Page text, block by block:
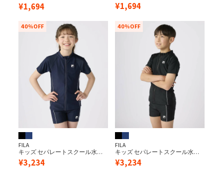
¥1,694 ¥1,694
FILA
キッズ セパレートスクール水着
（半袖）
40%OFF
¥3,234
FILA
キッズ セパレートスクール水着
（半袖）
40%OFF
¥3,234